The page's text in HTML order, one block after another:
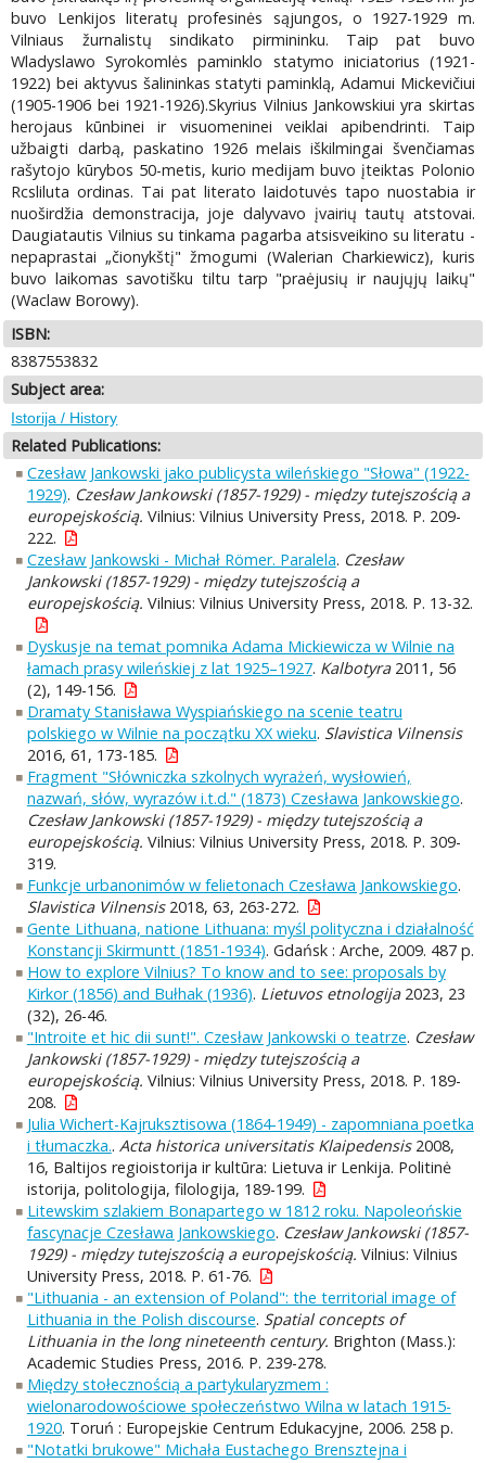
buvo Lenkijos literatų profesinės sąjungos, o 1927-1929 m.
Vilniaus žurnalistų sindikato pirmininku. Taip pat buvo
Wladyslawo Syrokomlės paminklo statymo iniciatorius (1921-
1922) bei aktyvus šalininkas statyti paminklą, Adamui Mickevičiui
(1905-1906 bei 1921-1926).Skyrius Vilnius Jankowskiui yra skirtas
herojaus kūnbinei ir visuomeninei veiklai apibendrinti. Taip
užbaigti darbą, paskatino 1926 melais iškilmingai švenčiamas
rašytojo kūrybos 50-metis, kurio medijam buvo įteiktas Polonio
Rcsliluta ordinas. Tai pat literato laidotuvės tapo nuostabia ir
nuoširdžia demonstracija, joje dalyvavo įvairių tautų atstovai.
Daugiatautis Vilnius su tinkama pagarba atsisveikino su literatu -
nepaprastai „čionykštį" žmogumi (Walerian Charkiewicz), kuris
buvo laikomas savotišku tiltu tarp "praėjusių ir naujųjų laikų"
(Waclaw Borowy).
ISBN:
8387553832
Subject area:
Istorija / History
Related Publications:
Czesław Jankowski jako publicysta wileńskiego "Słowa" (1922-
1929). Czesław Jankowski (1857-1929) - między tutejszością a
europejskością. Vilnius: Vilnius University Press, 2018. P. 209-
222.
Czesław Jankowski - Michał Römer. Paralela. Czesław
Jankowski (1857-1929) - między tutejszością a
europejskością. Vilnius: Vilnius University Press, 2018. P. 13-32.
Dyskusje na temat pomnika Adama Mickiewicza w Wilnie na
łamach prasy wileńskiej z lat 1925–1927. Kalbotyra2011, 56
(2), 149-156.
Dramaty Stanisława Wyspiańskiego na scenie teatru
polskiego w Wilnie na początku XX wieku. Slavistica Vilnensis
2016, 61, 173-185.
Fragment "Słówniczka szkolnych wyrażeń, wysłowień,
nazwań, słów, wyrazów i.t.d." (1873) Czesława Jankowskiego.
Czesław Jankowski (1857-1929) - między tutejszością a
europejskością. Vilnius: Vilnius University Press, 2018. P. 309-
319.
Funkcje urbanonimów w felietonach Czesława Jankowskiego.
Slavistica Vilnensis2018, 63, 263-272.
Gente Lithuana, natione Lithuana: myśl polityczna i działalność
Konstancji Skirmuntt (1851-1934). Gdańsk : Arche, 2009. 487 p.
How to explore Vilnius? To know and to see: proposals by
Kirkor (1856) and Bułhak (1936). Lietuvos etnologija2023, 23
(32), 26-46.
"Introite et hic dii sunt!". Czesław Jankowski o teatrze. Czesław
Jankowski (1857-1929) - między tutejszością a
europejskością. Vilnius: Vilnius University Press, 2018. P. 189-
208.
Julia Wichert-Kajruksztisowa (1864-1949) - zapomniana poetka
i tłumaczka.. Acta historica universitatis Klaipedensis2008,
16, Baltijos regioistorija ir kultūra: Lietuva ir Lenkija. Politinė
istorija, politologija, filologija, 189-199.
Litewskim szlakiem Bonapartego w 1812 roku. Napoleońskie
fascynacje Czesława Jankowskiego. Czesław Jankowski (1857-
1929) - między tutejszością a europejskością. Vilnius: Vilnius
University Press, 2018. P. 61-76.
"Lithuania - an extension of Poland": the territorial image of
Lithuania in the Polish discourse. Spatial concepts of
Lithuania in the long nineteenth century. Brighton (Mass.):
Academic Studies Press, 2016. P. 239-278.
Między stołecznością a partykularyzmem :
wielonarodowościowe społeczeństwo Wilna w latach 1915-
1920. Toruń : Europejskie Centrum Edukacyjne, 2006. 258 p.
"Notatki brukowe" Michała Eustachego Brensztejna i